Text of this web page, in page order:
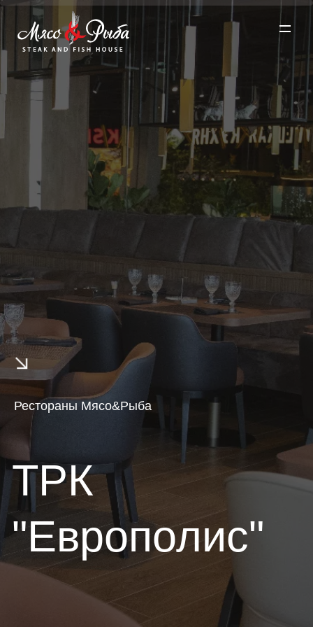
О проекте ▼
Меню ▼
Рестораны ▼
Акции
Забронировать
Франчайзинг
Доставка
Язык/
Language
Рестораны Мясо&Рыба
ТРК
"Европолис"